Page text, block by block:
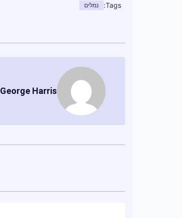
Tags: נמלים
George Harris